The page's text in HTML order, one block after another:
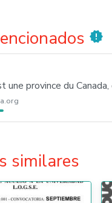
new_releases
une province du
similares